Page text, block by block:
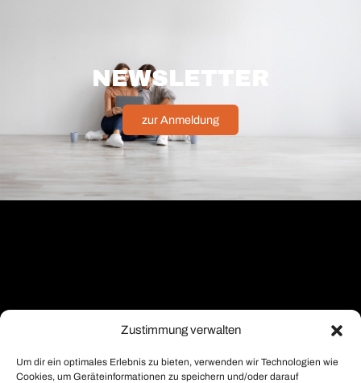
Zustimmung verwalten
Um dir ein optimales Erlebnis zu bieten, verwenden wir Technologien wie
Cookies, um Geräteinformationen zu speichern und/oder darauf
NEWSLETTER
zur Anmeldung